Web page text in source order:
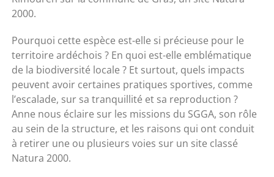
2000.
Pourquoi cette espèce est-elle si précieuse pour le
territoire ardéchois ? En quoi est-elle emblématique
de la biodiversité locale ? Et surtout, quels impacts
peuvent avoir certaines pratiques sportives, comme
l’escalade, sur sa tranquillité et sa reproduction ?
Anne nous éclaire sur les missions du SGGA, son rôle
au sein de la structure, et les raisons qui ont conduit
à retirer une ou plusieurs voies sur un site classé
Natura 2000.